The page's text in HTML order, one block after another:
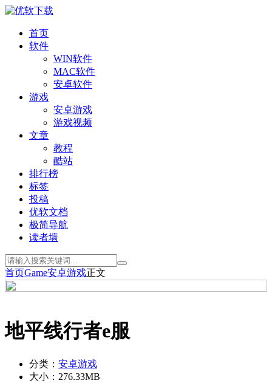
首页
软件
WIN软件
MAC软件
安卓软件
游戏
安卓游戏
游戏视频
文章
教程
酷站
排行榜
标签
投稿
优软文档
极简导航
读者墙
首页Game安卓游戏正文
地平线行者e服
分类： 安卓游戏
大小： 276.33MB